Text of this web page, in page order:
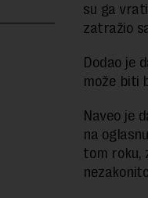
su ga
zatražio
Dodao je
može biti
Naveo je
na
tom roku,